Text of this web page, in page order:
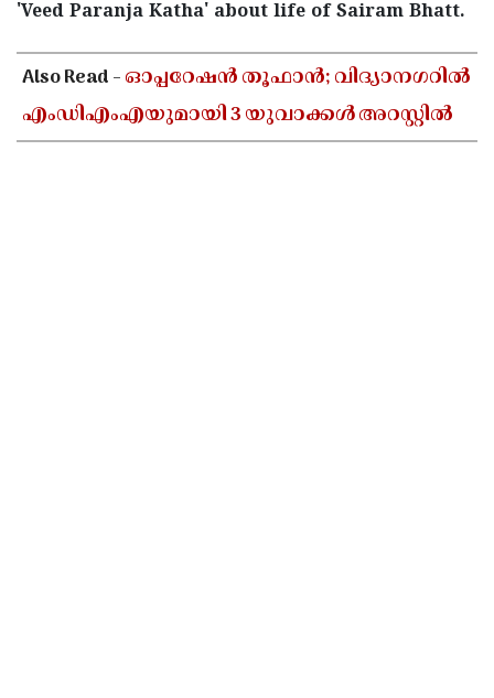
'Veed Paranja Katha' about life of Sairam Bhatt.
Also Read -ഓപ്പറേഷൻ തൂഫാൻ; വിദ്യാനഗറിൽ
എംഡിഎംഎയുമായി 3 യുവാക്കൾ അറസ്റ്റിൽ